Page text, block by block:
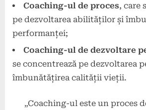
Coaching-ul de proces, care
pe dezvoltarea abilităților și
performanței;
Coaching-ul de dezvoltare
se concentrează pe dezvoltarea
îmbunătățirea calității vieții.
„Coaching-ul este un proces